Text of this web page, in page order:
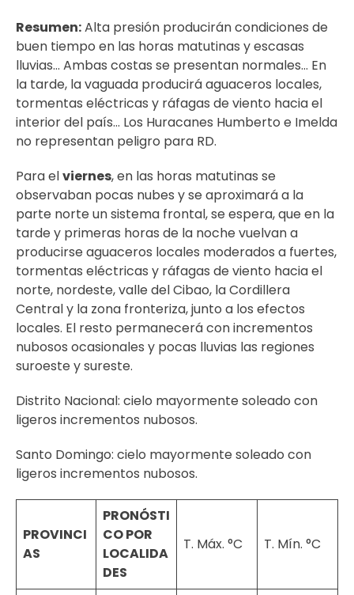
Resumen:Alta presión producirán condiciones de
buen tiempo en las horas matutinas y escasas
lluvias… Ambas costas se presentan normales… En
la tarde, la vaguada producirá aguaceros locales,
tormentas eléctricas y ráfagas de viento hacia el
interior del país… Los Huracanes Humberto e Imelda
no representan peligro para RD.
Para elviernes, en las horas matutinas se
observaban pocas nubes y se aproximará a la
parte norte un sistema frontal, se espera, que en la
tarde y primeras horas de la noche vuelvan a
producirse aguaceros locales moderados a fuertes,
tormentas eléctricas y ráfagas de viento hacia el
norte, nordeste, valle del Cibao, la Cordillera
Central y la zona fronteriza, junto a los efectos
locales. El resto permanecerá con incrementos
nubosos ocasionales y pocas lluvias las regiones
suroeste y sureste.
Distrito Nacional: cielo mayormente soleado con
ligeros incrementos nubosos.
Santo Domingo: cielo mayormente soleado con
ligeros incrementos nubosos.
PROVINCI
AS
PRONÓSTI
CO POR
LOCALIDA
DES
T. Máx. °C T. Mín. °C